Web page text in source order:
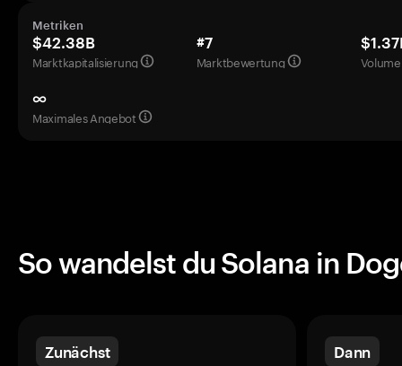
Metriken
$42.38B
Marktkapitalisierung
#7
Marktbewertung
∞
Maximales Angebot
So wandelst du Solana in
Zunächst Dann